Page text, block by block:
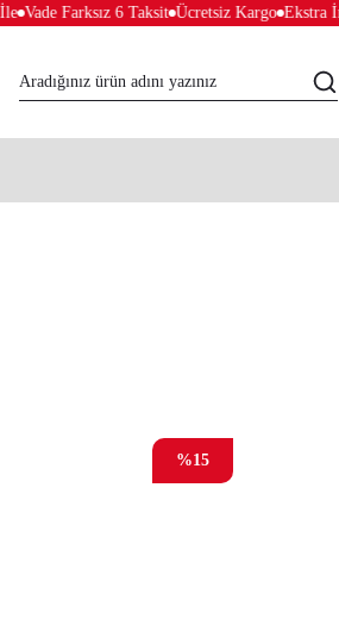
Vade Farksız 6 Taksit Ücretsiz Kargo Ekstra
%15